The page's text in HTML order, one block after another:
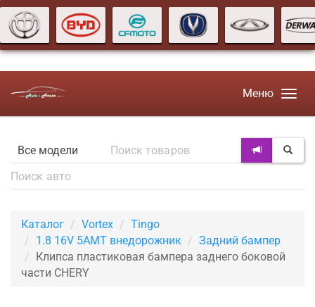
Меню
Каталог Vortex
Tingo
1.8 16V 5AMT внедорожник
Задний бампер
Клипса пластиковая бампера заднего боковой
части CHERY